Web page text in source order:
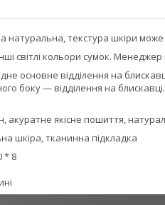
натуральна, текстура шкіри може
світлі кольори сумок.
основне відділення на
боку — відділення на
акуратне якісне пошиття,
шкіра, тканинна підкладка
* 8